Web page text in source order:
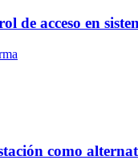
de acceso en
como